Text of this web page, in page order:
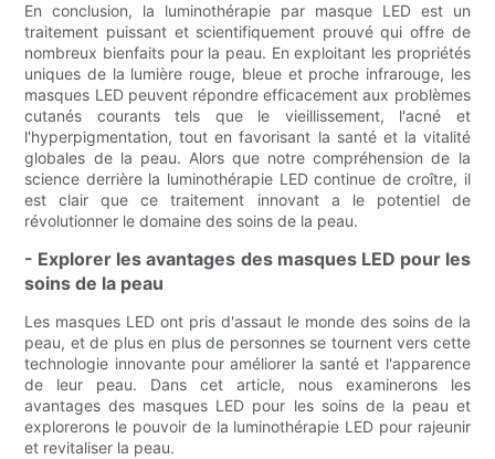
En conclusion, la luminothérapie par masque LED est un
traitement puissant et scientifiquement prouvé qui offre de
nombreux bienfaits pour la peau. En exploitant les propriétés
uniques de la lumière rouge, bleue et proche infrarouge, les
masques LED peuvent répondre efficacement aux problèmes
cutanés courants tels que le vieillissement, l'acné et
l'hyperpigmentation, tout en favorisant la santé et la vitalité
globales de la peau. Alors que notre compréhension de la
science derrière la luminothérapie LED continue de croître, il
est clair que ce traitement innovant a le potentiel de
révolutionner le domaine des soins de la peau.
- Explorer les avantages des masques LED pour les
soins de la peau
Les masques LED ont pris d'assaut le monde des soins de la
peau, et de plus en plus de personnes se tournent vers cette
technologie innovante pour améliorer la santé et l'apparence
de leur peau. Dans cet article, nous examinerons les
avantages des masques LED pour les soins de la peau et
explorerons le pouvoir de la luminothérapie LED pour rajeunir
et revitaliser la peau.